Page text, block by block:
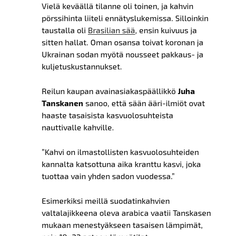
Vielä keväällä tilanne oli toinen, ja kahvin
pörssihinta liiteli ennätyslukemissa. Silloinkin
taustalla oli Brasilian sää, ensin kuivuus ja
sitten hallat. Oman osansa toivat koronan ja
Ukrainan sodan myötä nousseet pakkaus- ja
kuljetuskustannukset.
Reilun kaupan avainasiakaspäällikkö Juha
Tanskanen sanoo, että sään ääri-ilmiöt ovat
haaste tasaisista kasvuolosuhteista
nauttivalle kahville.
”Kahvi on ilmastollisten kasvuolosuhteiden
kannalta katsottuna aika kranttu kasvi, joka
tuottaa vain yhden sadon vuodessa.”
Esimerkiksi meillä suodatinkahvien
valtalajikkeena oleva arabica vaatii Tanskasen
mukaan menestyäkseen tasaisen lämpimät,